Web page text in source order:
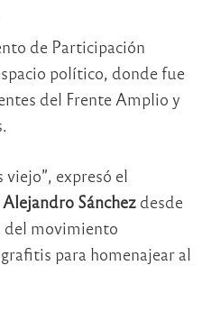
de Participación
político, donde fue
del Frente Amplio y
viejo”, expresó el
Alejandro Sánchez desde
del movimiento
para homenajear al